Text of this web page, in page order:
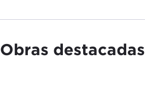
Obras destacadas